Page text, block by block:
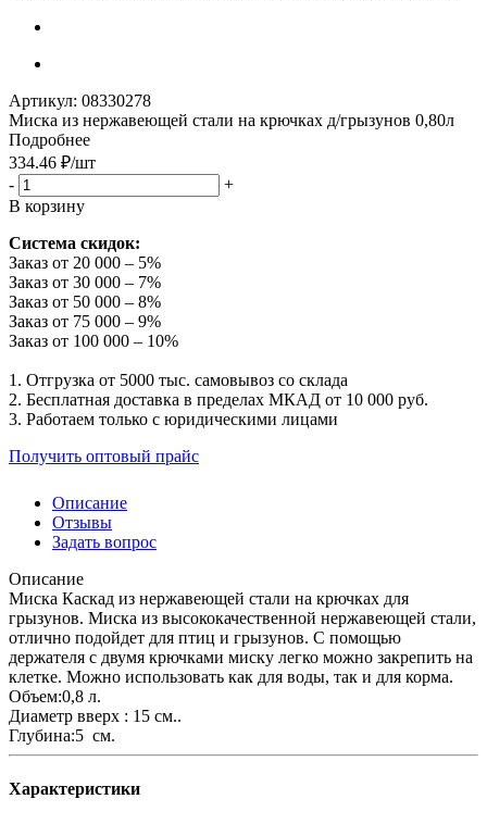
Артикул: 08330278
Миска из нержавеющей стали на крючках д/грызунов 0,80л
Подробнее
334.46 ₽/шт
-
+
В корзину
Система скидок:
Заказ от 20 000 – 5%
Заказ от 30 000 – 7%
Заказ от 50 000 – 8%
Заказ от 75 000 – 9%
Заказ от 100 000 – 10%
1. Отгрузка от 5000 тыс. самовывоз со склада
2. Бесплатная доставка в пределах МКАД от 10 000 руб.
3. Работаем только с юридическими лицами
Получить оптовый прайс
Описание
Отзывы
Задать вопрос
Описание
Миска Каскад из нержавеющей стали на крючках для
грызунов. Миска из высококачественной нержавеющей стали,
отлично подойдет для птиц и грызунов. С помощью
держателя с двумя крючками миску легко можно закрепить на
клетке. Можно использовать как для воды, так и для корма.
Объем:0,8 л.
Диаметр вверх : 15 см..
Глубина:5 см.
Характеристики